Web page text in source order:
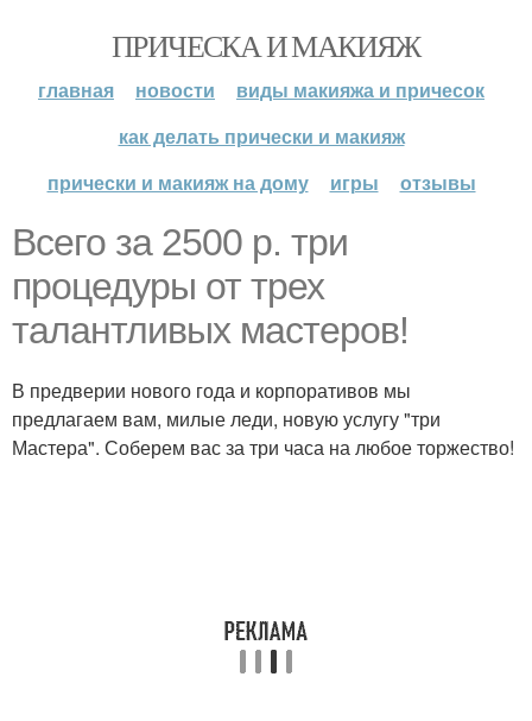
ПРИЧЕСКА И МАКИЯЖ
главная новости
виды макияжа и причесок
как делать прически и макияж
прически и макияж на дому
игры отзывы
Всего за 2500 р. три
процедуры от трех
талантливых мастеров!
В предверии нового года и корпоративов мы
предлагаем вам, милые леди, новую услугу "три
Мастера". Соберем вас за три часа на любое торжество!